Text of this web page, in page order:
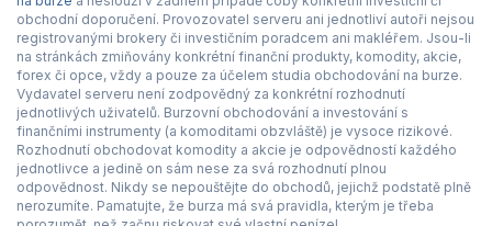
obchodní doporučení. Provozovatel serveru ani jednotliví autoři nejsou
registrovanými brokery či investičním poradcem ani makléřem. Jsou-li
na stránkách zmiňovány konkrétní finanční produkty, komodity, akcie,
forex či opce, vždy a pouze za účelem studia obchodování na burze.
Vydavatel serveru není zodpovědný za konkrétní rozhodnutí
jednotlivých uživatelů. Burzovní obchodování a investování s
finančními instrumenty (a komoditami obzvláště) je vysoce rizikové.
Rozhodnutí obchodovat komodity a akcie je odpovědností každého
jednotlivce a jedině on sám nese za svá rozhodnutí plnou
odpovědnost. Nikdy se nepouštějte do obchodů, jejichž podstatě plně
nerozumíte. Pamatujte, že burza má svá pravidla, kterým je třeba